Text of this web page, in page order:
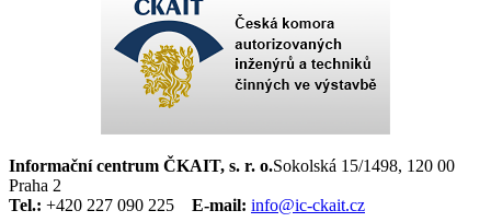
Informační centrum ČKAIT, s. r. o.Sokolská 15/1498, 120 00
Praha 2
Tel.: +420 227 090 225 E-mail: info@ic-ckait.cz